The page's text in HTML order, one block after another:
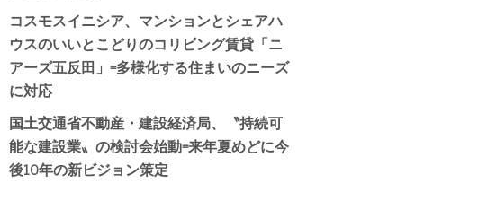
コスモスイニシア、マンションとシェアハ
ウスのいいとこどりのコリビング賃貸「ニ
アーズ五反田」=多様化する住まいのニーズ
に対応
国土交通省不動産・建設経済局、〝持続可
能な建設業〟の検討会始動=来年夏めどに今
後10年の新ビジョン策定